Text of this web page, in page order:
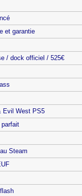
et garantie
/ dock officiel / 525€
Evil West PS5
Steam